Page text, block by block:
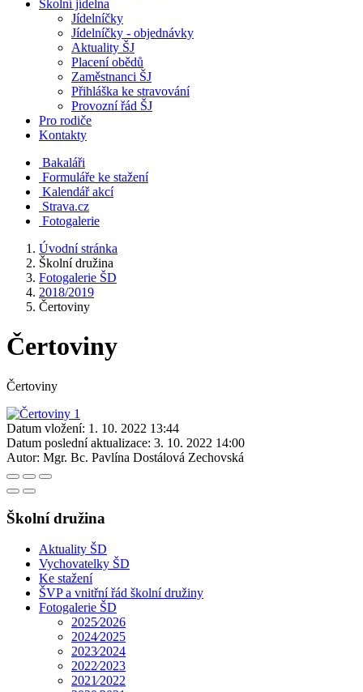
Školní jídelna
Jídelníčky
Jídelníčky - objednávky
Aktuality ŠJ
Placení obědů
Zaměstnanci ŠJ
Přihláška ke stravování
Provozní řád ŠJ
Pro rodiče
Kontakty
Bakaláři
Formuláře ke stažení
Kalendář akcí
Strava.cz
Fotogalerie
Úvodní stránka
Školní družina
Fotogalerie ŠD
2018/2019
Čertoviny
Čertoviny
Čertoviny
Datum vložení: 1. 10. 2022 13:44
Datum poslední aktualizace: 3. 10. 2022 14:00
Autor: Mgr. Bc. Pavlína Dostálová Zechovská
Školní družina
Aktuality ŠD
Vychovatelky ŠD
Ke stažení
ŠVP a vnitřní řád školní družiny
Fotogalerie ŠD
2025⁄2026
2024⁄2025
2023⁄2024
2022⁄2023
2021⁄2022